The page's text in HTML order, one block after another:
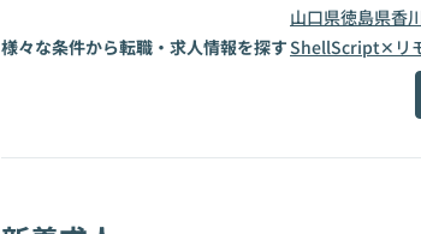
山口県徳島県香
様々な条件から転職・求人情報を探すShellScript✕リ